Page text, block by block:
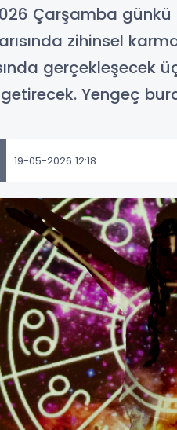
Çarşamba
zihinsel
gerçekleşecek
Yengeç
19-05-2026 12:18